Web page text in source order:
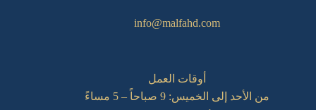
info@malfahd.com
أوقات العمل
من الأحد إلى الخميس: 9 صباحاً – 5 مساءً